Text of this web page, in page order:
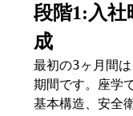
段階1:入社
成
最初の3ヶ月間
期間です。座学
基本構造、安全